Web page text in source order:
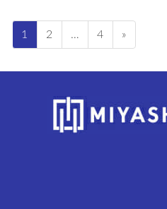
固
定
ペ
1
固
定
ペ
ジ
2 …
固
定
ペ
ジ
4 »